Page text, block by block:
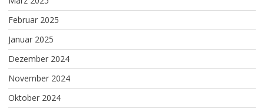
Februar 2025
Januar 2025
Dezember 2024
November 2024
Oktober 2024